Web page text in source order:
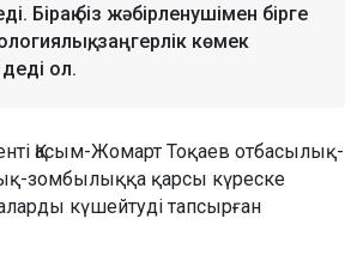
Бірақ біз жәбірленушімен бірге
заңгерлік көмек
ол.
Қасым-Жомарт Тоқаев отбасылық-
зомбылыққа қарсы күреске
күшейтуді тапсырған